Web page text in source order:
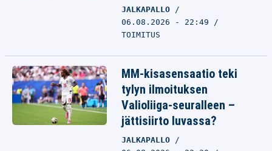
JALKAPALLO
06.08.2026 - 22:49
TOIMITUS
MM-kisasensaatio teki
tylyn ilmoituksen
Valioliiga-seuralleen –
jättisiirto luvassa?
JALKAPALLO